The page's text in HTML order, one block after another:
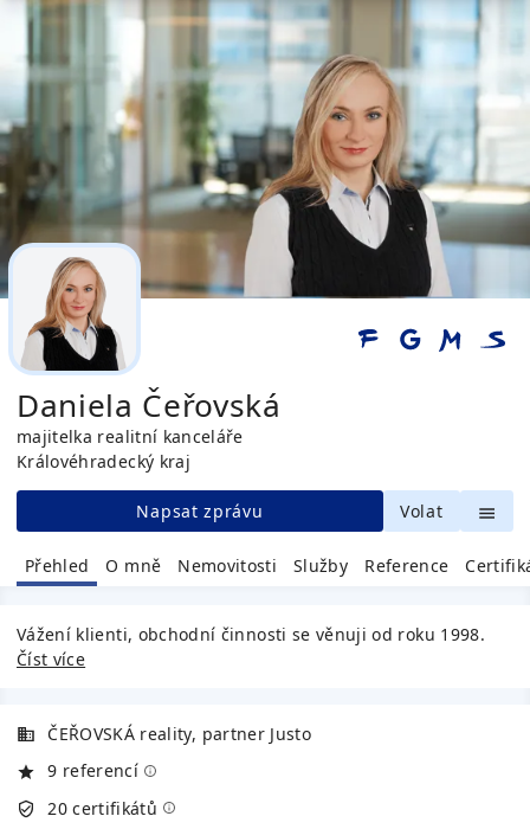
Daniela Čeřovská
majitelka realitní kanceláře
Královéhradecký kraj
Napsat zprávu Volat
Přehled O mně Nemovitosti Služby Reference
Vážení klienti, obchodní činnosti se věnuji od roku 1998.
Číst více
ČEŘOVSKÁ reality, partner Justo
9 referencí
20 certifikátů